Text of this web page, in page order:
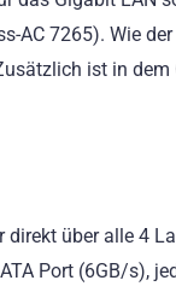
AC 7265). Wie
ist in
über alle 4
Port (6GB/s),